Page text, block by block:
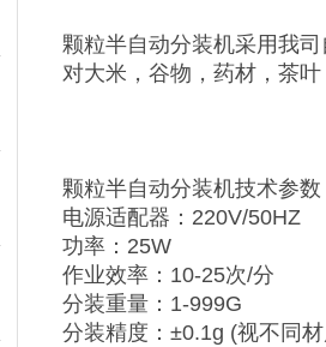
颗粒半自动分装机采用我
对大米，谷物，药材，茶
颗粒半自动分装机技术参数
电源适配器：220V/50HZ
功率：25W
作业效率：10-25次/分
分装重量：1-999G
分装精度：±0.1g (视不同